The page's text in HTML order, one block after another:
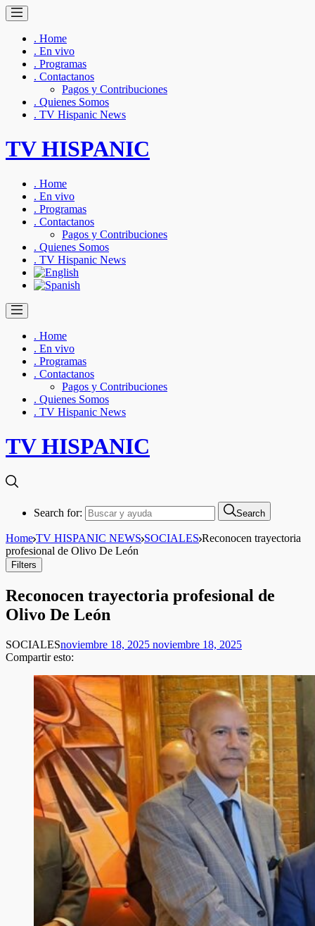
. Home
. En vivo
. Programas
. Contactanos
Pagos y Contribuciones
. Quienes Somos
. TV Hispanic News
TV HISPANIC
. Home
. En vivo
. Programas
. Contactanos
Pagos y Contribuciones
. Quienes Somos
. TV Hispanic News
. Home
. En vivo
. Programas
. Contactanos
Pagos y Contribuciones
. Quienes Somos
. TV Hispanic News
TV HISPANIC
Search for: Search
Home TV HISPANIC NEWS SOCIALES Reconocen trayectoria
profesional de Olivo De León
Filters
Reconocen trayectoria profesional de
Olivo De León
SOCIALESnoviembre 18, 2025 noviembre 18, 2025
Compartir esto: